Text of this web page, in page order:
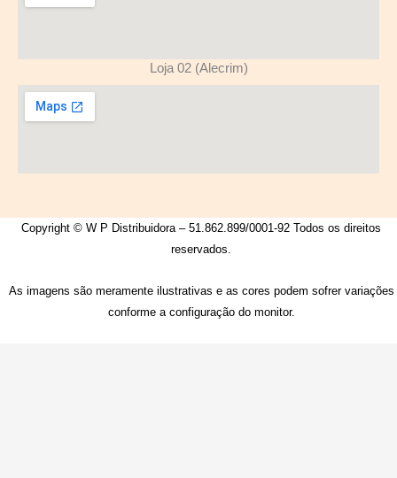
Loja 02 (Alecrim)
Copyright © W P Distribuidora – 51.862.899/0001-92 Todos os direitos
reservados.
As imagens são meramente ilustrativas e as cores podem sofrer variações
conforme a configuração do monitor.